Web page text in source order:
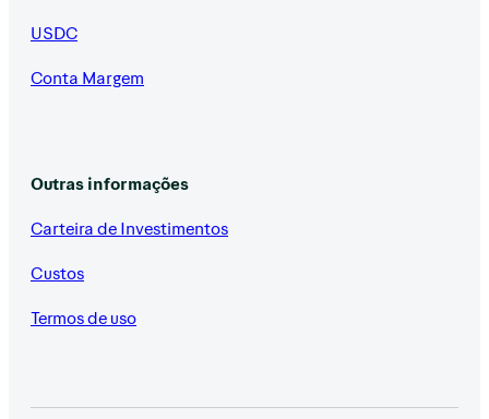
USDC
Conta Margem
Outras informações
Carteira de Investimentos
Custos
Termos de uso